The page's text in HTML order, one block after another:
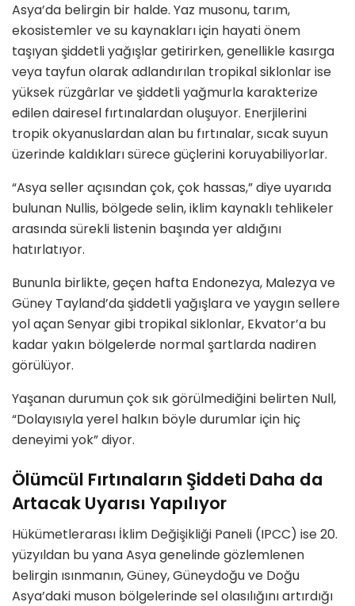
Asya’da belirgin bir halde. Yaz musonu, tarım,
ekosistemler ve su kaynakları için hayati önem
taşıyan şiddetli yağışlar getirirken, genellikle kasırga
veya tayfun olarak adlandırılan tropikal siklonlar ise
yüksek rüzgârlar ve şiddetli yağmurla karakterize
edilen dairesel fırtınalardan oluşuyor. Enerjilerini
tropik okyanuslardan alan bu fırtınalar, sıcak suyun
üzerinde kaldıkları sürece güçlerini koruyabiliyorlar.
“Asya seller açısından çok, çok hassas,” diye uyarıda
bulunan Nullis, bölgede selin, iklim kaynaklı tehlikeler
arasında sürekli listenin başında yer aldığını
hatırlatıyor.
Bununla birlikte, geçen hafta Endonezya, Malezya ve
Güney Tayland’da şiddetli yağışlara ve yaygın sellere
yol açan Senyar gibi tropikal siklonlar, Ekvator’a bu
kadar yakın bölgelerde normal şartlarda nadiren
görülüyor.
Yaşanan durumun çok sık görülmediğini belirten Null,
“Dolayısıyla yerel halkın böyle durumlar için hiç
deneyimi yok” diyor.
Ölümcül Fırtınaların Şiddeti Daha da
Artacak Uyarısı Yapılıyor
Hükümetlerarası İklim Değişikliği Paneli (IPCC) ise 20.
yüzyıldan bu yana Asya genelinde gözlemlenen
belirgin ısınmanın, Güney, Güneydoğu ve Doğu
Asya’daki muson bölgelerinde sel olasılığını artırdığı